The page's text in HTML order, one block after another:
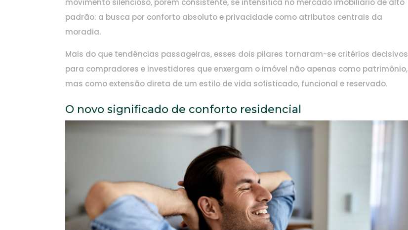
movimento silencioso, porém consistente, se intensifica no mercado imobiliário de alto
padrão: a busca por conforto absoluto e privacidade como atributos centrais da
moradia.
Mais do que tendências passageiras, esses dois pilares tornaram-se critérios decisivos
para compradores e investidores que enxergam o imóvel não apenas como patrimônio,
mas como extensão direta de um estilo de vida sofisticado, funcional e reservado.
O novo significado de conforto residencial